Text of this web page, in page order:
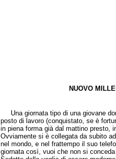
NUOVO
Una giornata tipo di una giovane
posto di lavoro (conquistato, se è
in piena forma già dal mattino presto,
Ovviamente si è collegata da subito
nel mondo, e nel frattempo il suo
giornata così, vuoi che non si